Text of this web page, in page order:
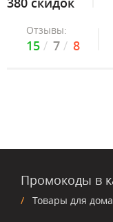
Отзывы:
15 7 8
Промокоды в
Товары для